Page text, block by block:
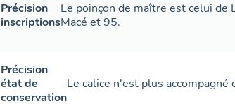
Précision
inscriptions
Le poinçon de maître est celui
Macé et 95.
Précision
état de
conservation
Le calice n'est plus accompagné